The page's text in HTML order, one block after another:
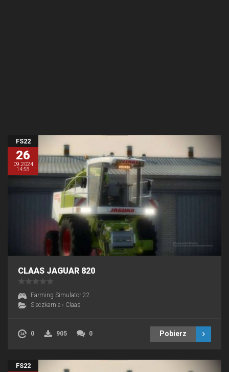
FS22
26
09.2024
14:58
CLAAS JAGUAR 820
Farming Simulator 22
Sieczkarnie › Claas
0 905 0 Pobierz
FS22